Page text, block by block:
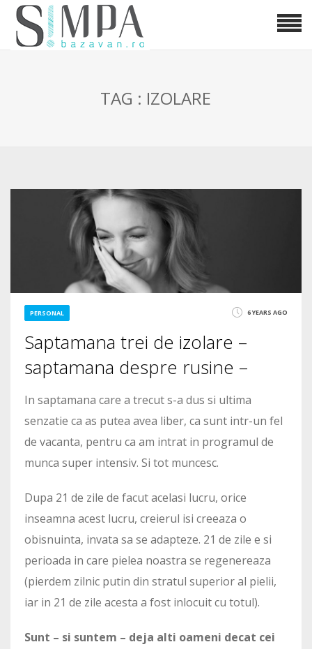
TAG : IZOLARE
PERSONAL 6 YEARS AGO
Saptamana trei de izolare –
saptamana despre rusine –
In saptamana care a trecut s-a dus si ultima
senzatie ca as putea avea liber, ca sunt intr-un fel
de vacanta, pentru ca am intrat in programul de
munca super intensiv. Si tot muncesc.
Dupa 21 de zile de facut acelasi lucru, orice
inseamna acest lucru, creierul isi creeaza o
obisnuinta, invata sa se adapteze. 21 de zile e si
perioada in care pielea noastra se regenereaza
(pierdem zilnic putin din stratul superior al pielii,
iar in 21 de zile acesta a fost inlocuit cu totul).
Sunt – si suntem – deja alti oameni decat cei